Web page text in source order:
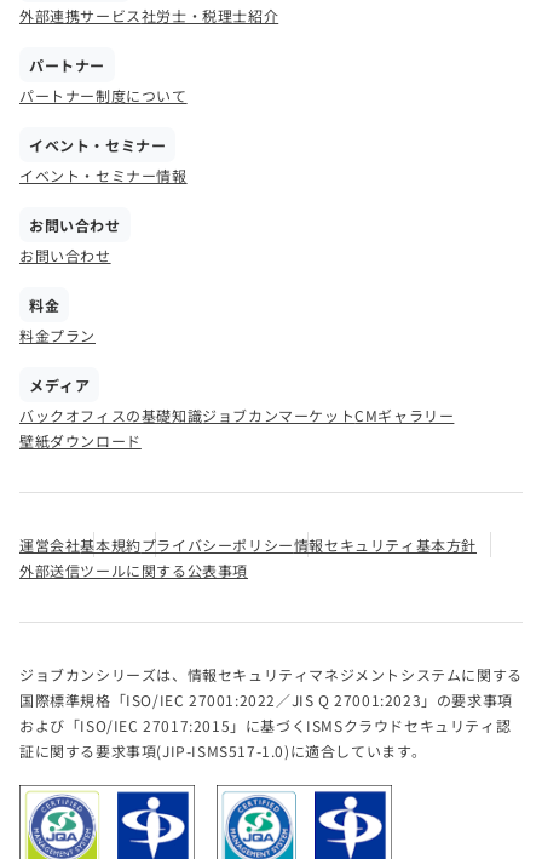
外部連携サービス社労士・税理士紹介
パートナー
パートナー制度について
イベント・セミナー
イベント・セミナー情報
お問い合わせ
お問い合わせ
料金
料金プラン
メディア
バックオフィスの基礎知識ジョブカンマーケットCMギャラリー
壁紙ダウンロード
運営会社基本規約プライバシーポリシー情報セキュリティ基本方針
外部送信ツールに関する公表事項
ジョブカンシリーズは、情報セキュリティマネジメントシステムに関する
国際標準規格「ISO/IEC 27001:2022／JIS Q 27001:2023」の要求事項
および「ISO/IEC 27017:2015」に基づくISMSクラウドセキュリティ認
証に関する要求事項(JIP-ISMS517-1.0)に適合しています。